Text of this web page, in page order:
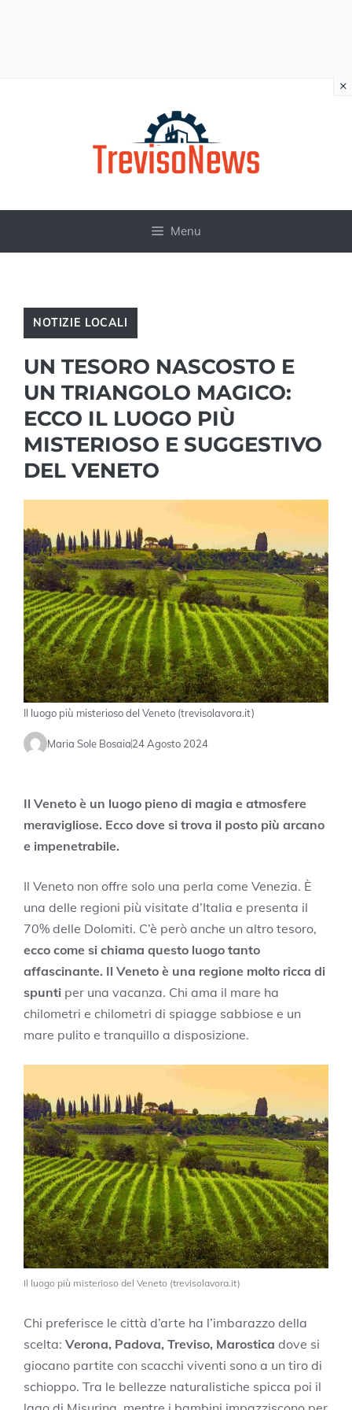
Menu
NOTIZIE LOCALI
UN TESORO NASCOSTO E
UN TRIANGOLO MAGICO:
ECCO IL LUOGO PIÙ
MISTERIOSO E SUGGESTIVO
DEL VENETO
Il luogo più misterioso del Veneto (trevisolavora.it)
Maria Sole Bosaia24 Agosto 2024
Il Veneto è un luogo pieno di magia e atmosfere
meravigliose. Ecco dove si trova il posto più arcano
e impenetrabile.
Il Veneto non offre solo una perla come Venezia. È
una delle regioni più visitate d’Italia e presenta il
70% delle Dolomiti. C’è però anche un altro tesoro,
ecco come si chiama questo luogo tanto
affascinante. Il Veneto è una regione molto ricca di
spunti per una vacanza. Chi ama il mare ha
chilometri e chilometri di spiagge sabbiose e un
mare pulito e tranquillo a disposizione.
Il luogo più misterioso del Veneto (trevisolavora.it)
Chi preferisce le città d’arte ha l’imbarazzo della
scelta: Verona, Padova, Treviso, Marostica dove si
giocano partite con scacchi viventi sono a un tiro di
schioppo. Tra le bellezze naturalistiche spicca poi il
×